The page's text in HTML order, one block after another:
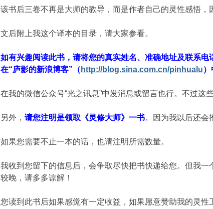
该书后三卷不再是大师的教导，而是作者自己的灵性感悟，
文后附上我这个译本的目录，请大家参看。
如有兴趣阅读此书，请将您的真实姓名、准确地址及联系电
在“庐影的新浪博客”（ http://blog.sina.com.cn/pinhualu）
在我的微信公众号“光之讯息”中发消息或留言也行。不过这
另外，请您注明是领取《灵修大师》一书。因为我以后还会
如果您需要不止一本的话，也请注明所需数量。
我收到您留下的信息后，会争取尽快把书快递给您。但我
较晚，请多多谅解！
您读到此书后如果感觉有一定收益，如果愿意赞助我的灵